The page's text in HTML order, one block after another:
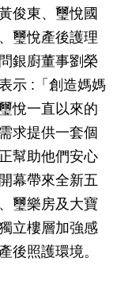
俊東、璽悅國
璽悅產後護理
銀廚董事劉榮
示 :「創造媽媽
悅一直以來的
求提供一套個
幫助他們安心
幕帶來全新五
璽樂房及大寶
立樓層加強感
後照護環境。